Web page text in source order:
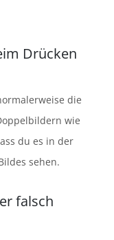
Drücken
die
wie
du es in der
sehen.
falsch